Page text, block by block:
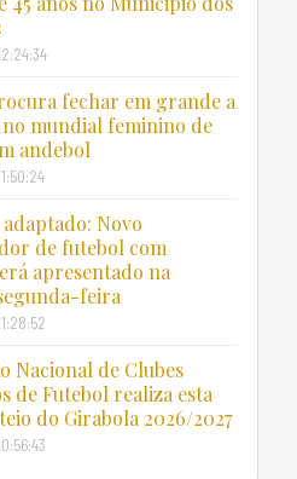
fechar em grande a
mundial feminino de
andebol
Novo
de futebol com
apresentado na
feira
Nacional de Clubes
de Futebol realiza esta
do Girabola 2026/2027